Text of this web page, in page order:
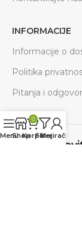
INFORMACIJE
Informacije o
Politika
Pitanja i
MenuShop
0
KorpaFilteri
Moj račun